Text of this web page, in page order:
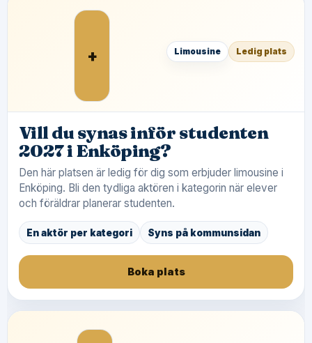
+ Limousine Ledig plats
Vill du synas inför studenten
2027 i Enköping?
Den här platsen är ledig för dig som erbjuder limousine i
Enköping. Bli den tydliga aktören i kategorin när elever
och föräldrar planerar studenten.
En aktör per kategori Syns på kommunsidan
Boka plats